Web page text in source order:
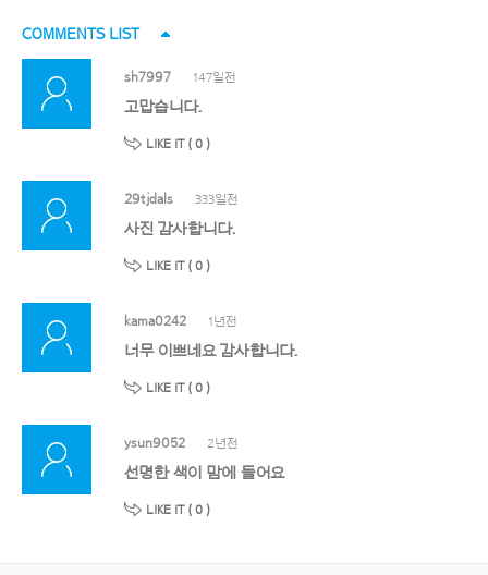
COMMENTS LIST
sh7997 147일전
고맙습니다.
LIKE IT ( 0 )
29tjdals 333일전
사진 감사합니다.
LIKE IT ( 0 )
kama0242 1년전
너무 이쁘네요 감사합니다.
LIKE IT ( 0 )
ysun9052 2년전
선명한 색이 맘에 들어요
LIKE IT ( 0 )